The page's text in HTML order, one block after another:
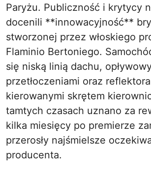
Paryżu. Publiczność i krytycy
docenili **innowacyjność**
stworzonej przez włoskiego
Flaminio Bertoniego.
się niską linią dachu,
przetłoczeniami oraz
kierowanymi skrętem
tamtych czasach uznano za
kilka miesięcy po premierze
przerosły najśmielsze
producenta.